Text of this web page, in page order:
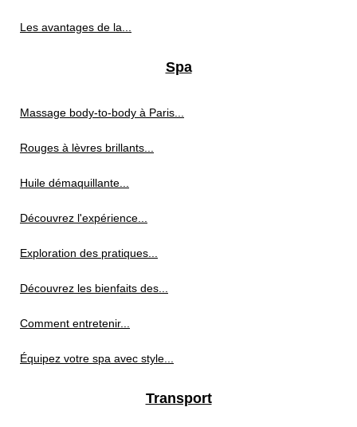
Les avantages de la...
Spa
Massage body-to-body à Paris...
Rouges à lèvres brillants...
Huile démaquillante...
Découvrez l'expérience...
Exploration des pratiques...
Découvrez les bienfaits des...
Comment entretenir...
Équipez votre spa avec style...
Transport